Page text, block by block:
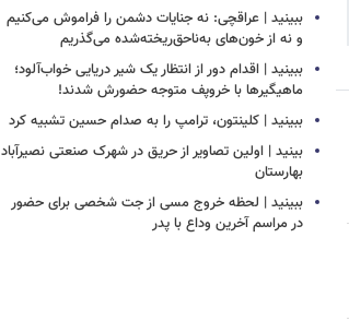
ببینید | عراقچی: نه جنایات دشمن را فراموش می‌کنیم
و نه از خون‌های به‌ناحق‌ریخته‌شده می‌گذریم
ببینید | اقدام دور از انتظار یک شیر دریایی خواب‌آلود؛
ماهیگیرها با خروپف متوجه حضورش شدند!
ببینید | کلینتون، ترامپ را به صدام حسین تشبیه کرد
بینید | اولین تصاویر از حریق در شهرک صنعتی نصیرآباد
بهارستان
ببینید | لحظه خروج مسی از جت شخصی برای حضور
در مراسم آخرین وداع با پدر